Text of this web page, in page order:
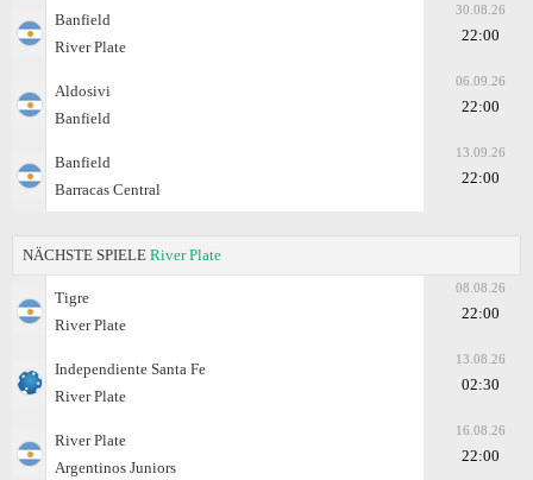
Banfield
River Plate
30.08.26
22:00
Aldosivi
Banfield
06.09.26
22:00
Banfield
Barracas Central
13.09.26
22:00
NÄCHSTE SPIELE River Plate
Tigre
River Plate
08.08.26
22:00
Independiente Santa Fe
River Plate
13.08.26
02:30
River Plate
Argentinos Juniors
16.08.26
22:00